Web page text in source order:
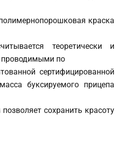
краска
теоретически и
проводимыми по
сертифицированной
буксируемого прицепа
сохранить красоту